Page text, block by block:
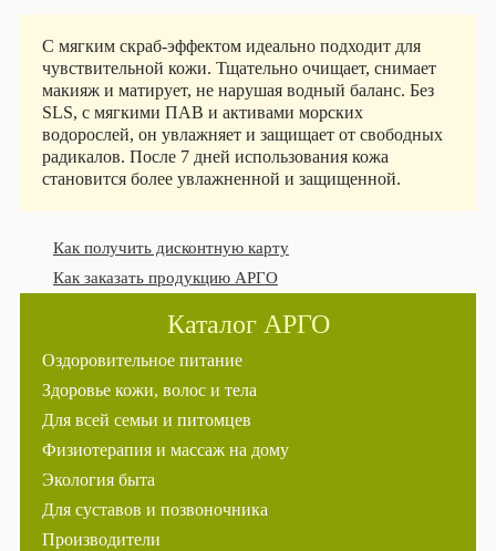
С мягким скраб-эффектом идеально подходит для
чувствительной кожи. Тщательно очищает, снимает
макияж и матирует, не нарушая водный баланс. Без
SLS, с мягкими ПАВ и активами морских
водорослей, он увлажняет и защищает от свободных
радикалов. После 7 дней использования кожа
становится более увлажненной и защищенной.
Как получить дисконтную карту
Как заказать продукцию АРГО
Каталог АРГО
Оздоровительное питание
Здоровье кожи, волос и тела
Для всей семьи и питомцев
Физиотерапия и массаж на дому
Экология быта
Для суставов и позвоночника
Производители